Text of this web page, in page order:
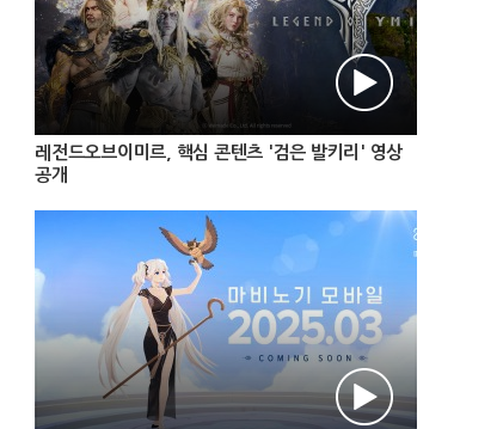
레전드오브이미르, 핵심 콘텐츠 '검은 발키리' 영상
공개